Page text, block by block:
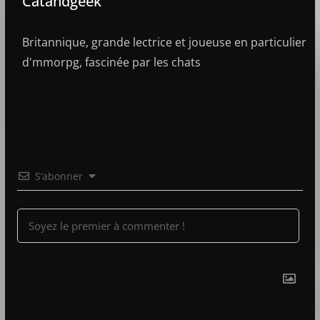
Britannique, grande lectrice et joueuse en particulier
d'mmorpg, fascinée par les chats
S’abonner